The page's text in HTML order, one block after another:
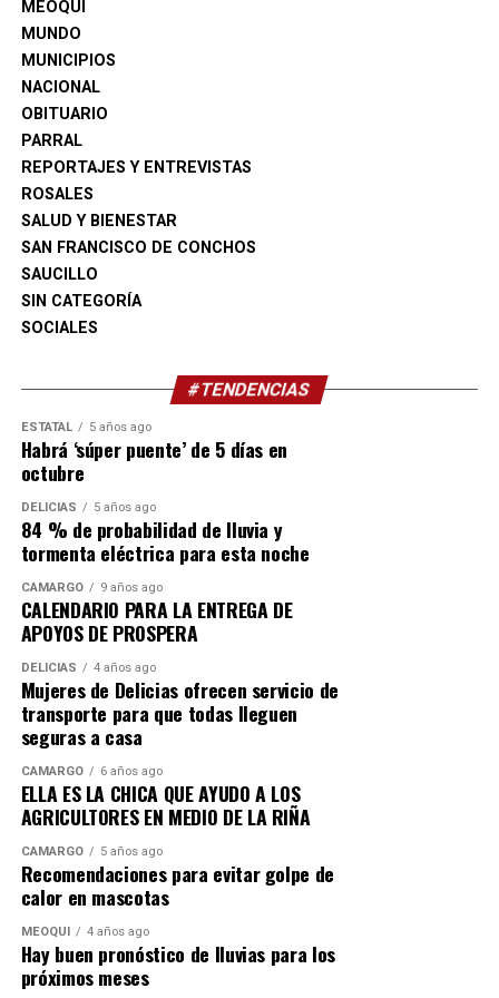
MEOQUI
MUNDO
MUNICIPIOS
NACIONAL
OBITUARIO
PARRAL
REPORTAJES Y ENTREVISTAS
ROSALES
SALUD Y BIENESTAR
SAN FRANCISCO DE CONCHOS
SAUCILLO
SIN CATEGORÍA
SOCIALES
#TENDENCIAS
ESTATAL 5 años ago
Habrá ‘súper puente’ de 5 días en
octubre
DELICIAS 5 años ago
84 % de probabilidad de lluvia y
tormenta eléctrica para esta noche
CAMARGO 9 años ago
CALENDARIO PARA LA ENTREGA DE
APOYOS DE PROSPERA
DELICIAS 4 años ago
Mujeres de Delicias ofrecen servicio de
transporte para que todas lleguen
seguras a casa
CAMARGO 6 años ago
ELLA ES LA CHICA QUE AYUDO A LOS
AGRICULTORES EN MEDIO DE LA RIÑA
CAMARGO 5 años ago
Recomendaciones para evitar golpe de
calor en mascotas
MEOQUI 4 años ago
Hay buen pronóstico de lluvias para los
próximos meses